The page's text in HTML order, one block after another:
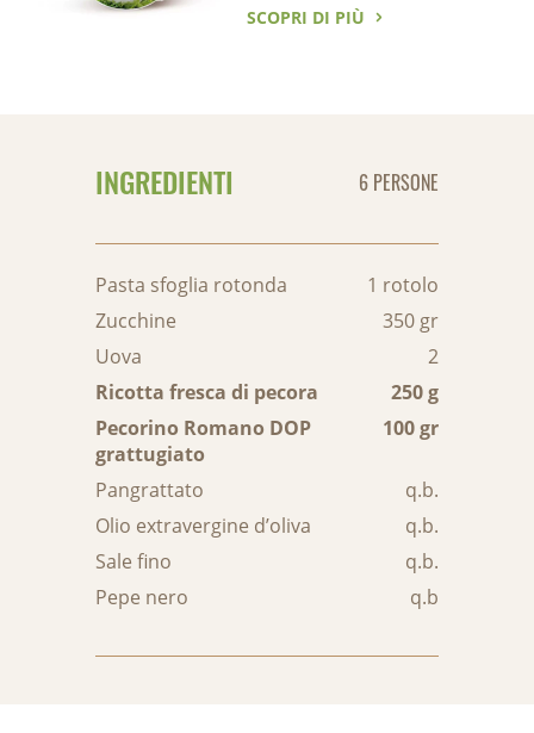
SCOPRI DI PIÙ
INGREDIENTI 6 PERSONE
Pasta sfoglia rotonda
1 rotolo
Zucchine
350 gr
Uova
2
Ricotta fresca di pecora
250 g
Pecorino Romano DOP
grattugiato
100 gr
Pangrattato
q.b.
Olio extravergine d’oliva
q.b.
Sale fino
q.b.
Pepe nero
q.b